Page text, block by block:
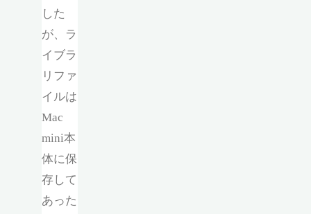
した
が、ラ
イブラ
リファ
イルは
Mac
mini本
体に保
存して
あった